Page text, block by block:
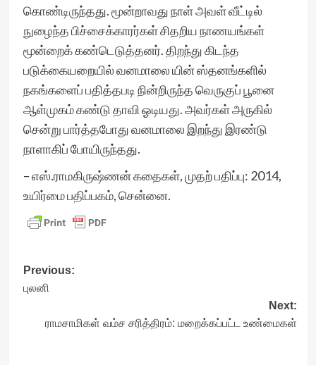
கொண்டிருந்தது. மூன்றாவது நாள் அவள் வீட்டில்
நுழைந்த பிச்சைக்காரர்கள் சிதறிய நாணயங்கள்
மூன்றைக் கண்டெடுத்தனர். திறந்து கிடந்த
படுக்கையறையில் வனமாலை யின் ஸ்தனங்களில்
நகங்களைப் பதித்தபடி நின்றிருந்த வெருகுப் பூனை
ஆள்முகம் கண்டு தாவி ஓடியது. அவர்கள் அருகில்
சென்று பார்த்தபோது வனமாலை இறந்து இரண்டு
நாளாகிப் போயிருந்தது.
– எஸ்.ராமகிருஷ்ணன் கதைகள், முதற் பதிப்பு: 2014,
உயிர்மை பதிப்பகம், சென்னை.
Post
navigation
Previous:
புலனி
Next:
ராமசாமிகள் வம்ச சரித்திரம்: மறைக்கப்பட்ட உண்மைகள்